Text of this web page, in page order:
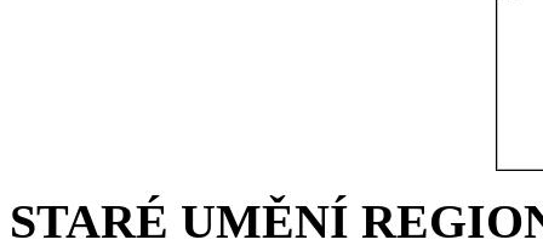
STARÉ UMĚNÍ